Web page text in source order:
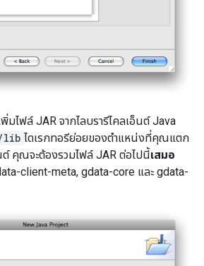
ไฟล์ JAR จากไลบรารีไคลเอ็นต์ Java
lib ไดเรกทอรีย่อยของตำแหน่งที่คุณแตก
ต์ คุณจะต้องรวมไฟล์ JAR ต่อไปนี้เสมอ
client-meta, gdata-core และ gdata-